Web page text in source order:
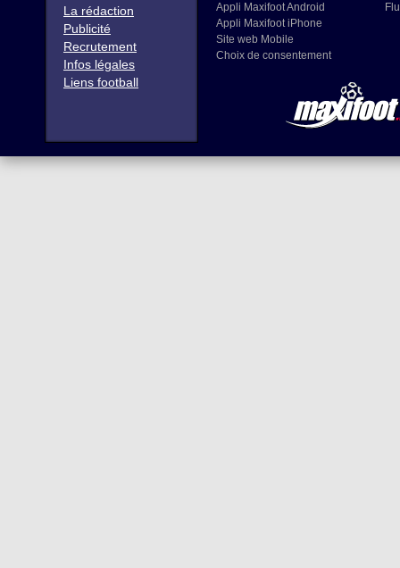
La rédaction
Publicité
Recrutement
Infos légales
Liens football
Appli Maxifoot Android
Appli Maxifoot iPhone
Site web Mobile
Choix de consentement